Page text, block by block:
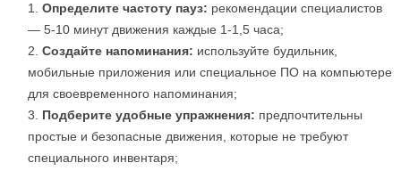
Определите частоту пауз: рекомендации специалистов
— 5-10 минут движения каждые 1-1,5 часа;
Создайте напоминания: используйте будильник,
мобильные приложения или специальное ПО на компьютере
для своевременного напоминания;
Подберите удобные упражнения: предпочтительны
простые и безопасные движения, которые не требуют
специального инвентаря;